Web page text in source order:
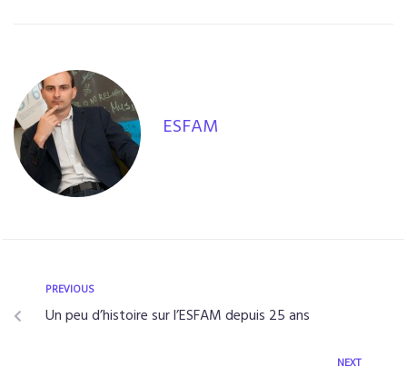
o
o
k
n
ESFAM
PREVIOUS
Un peu d’histoire sur l’ESFAM depuis 25 ans
NEXT